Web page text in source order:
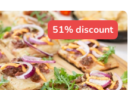
51% discount